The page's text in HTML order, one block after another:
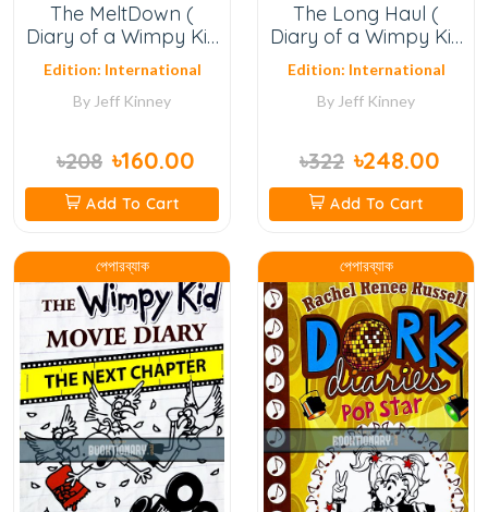
The MeltDown (
Diary of a Wimpy Kid
Series, Book 13 ) (
Normal Quality )
Edition: International
By Jeff Kinney
৳208 ৳160.00
Add To Cart
The Long Haul (
Diary of a Wimpy Kid
Series, Book 9 )
Edition: International
By Jeff Kinney
৳322 ৳248.00
Add To Cart
পেপারব্যাক পেপারব্যাক